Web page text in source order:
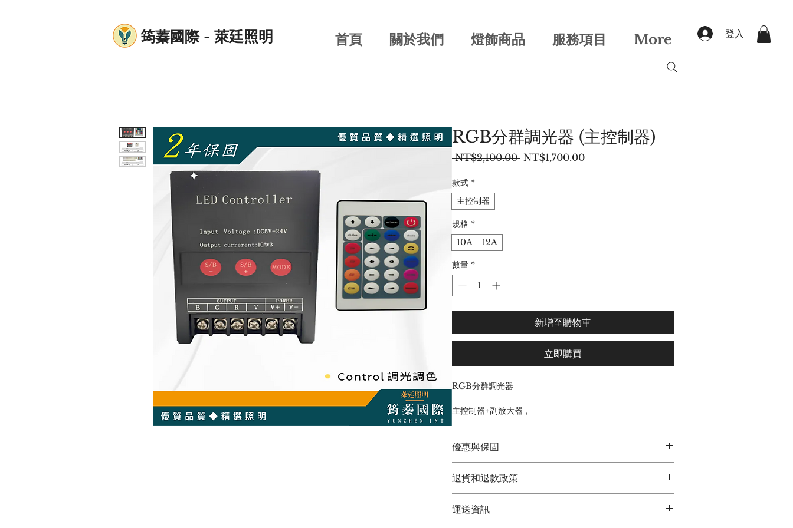
筠蓁國際 - 萊廷照明 首頁 關於我們 燈飾商品 服務項目 More 登入
RGB分群調光器 (主控制器)
NT$2,100.00 一NT$1,700.00促
款式 *
主控制器
規格 *
10A
12A
數量 *
新增至購物車
立即購買
RGB分群調光器
主控制器+副放大器，
不同的彩色效果營造喜歡的氛圍感 ~
馬上就來試看看吧 !
輸入電壓 : 12-24v
最大電流 : 12A
防水等級 : IP 20
優惠與保固
◆  現貨供應  ◆
◆  原廠保固兩年 ◆
◆  歡迎聊聊議價 ◆
退貨和退款政策
1.商品包裝請勿毀壞
運送資訊